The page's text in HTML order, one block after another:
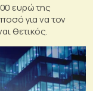
ευρώ της
για να τον
θετικός.